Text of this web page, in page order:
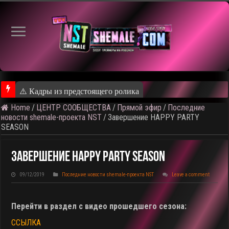
⚠️ Кадры из предстоящего ролика
Home / ЦЕНТР СООБЩЕСТВА / Прямой эфир / Последние
новости shemale-проекта NST /Завершение HAPPY PARTY
SEASON
Завершение HAPPY PARTY SEASON
09/12/2019 Последние новости shemale-проекта NST Leave a comment
Перейти в раздел с видео прошедшего сезона:
ССЫЛКА